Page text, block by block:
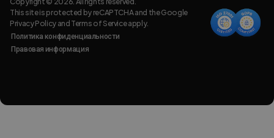
This site is protected by reCAPTCHA and the Google
Privacy Policyand Terms of Serviceapply.
Политика конфиденциальности
Правовая информация